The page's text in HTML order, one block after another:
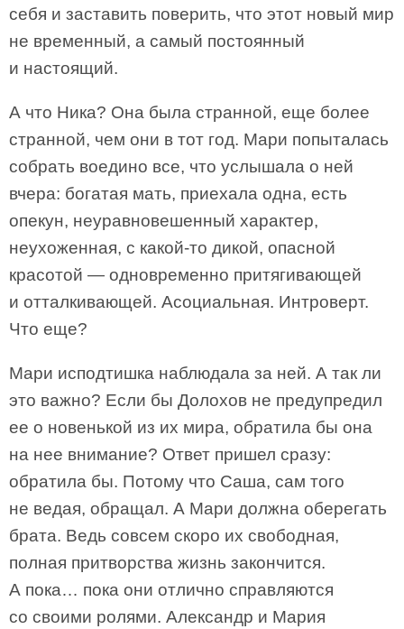
себя и заставить поверить, что этот новый мир
не временный, а самый постоянный
и настоящий.
А что Ника? Она была странной, еще более
странной, чем они в тот год. Мари попыталась
собрать воедино все, что услышала о ней
вчера: богатая мать, приехала одна, есть
опекун, неуравновешенный характер,
неухоженная, с какой-то дикой, опасной
красотой — одновременно притягивающей
и отталкивающей. Асоциальная. Интроверт.
Что еще?
Мари исподтишка наблюдала за ней. А так ли
это важно? Если бы Долохов не предупредил
ее о новенькой из их мира, обратила бы она
на нее внимание? Ответ пришел сразу:
обратила бы. Потому что Саша, сам того
не ведая, обращал. А Мари должна оберегать
брата. Ведь совсем скоро их свободная,
полная притворства жизнь закончится.
А пока… пока они отлично справляются
со своими ролями. Александр и Мария